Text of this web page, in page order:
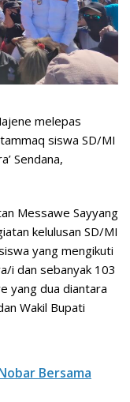
melepas
siswa SD/MI
Sendana,
Messawe Sayyang
kelulusan SD/MI
yang mengikuti
i dan sebanyak 103
yang dua diantara
Wakil Bupati
Bersama